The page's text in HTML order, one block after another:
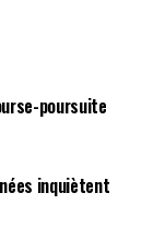
poursuite
inquiètent